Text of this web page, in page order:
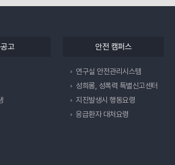
고 안전 캠퍼스
연구실 안전관리시스템
성희롱, 성폭력 특별신고센터
지진발생시 행동요령
응급환자 대처요령